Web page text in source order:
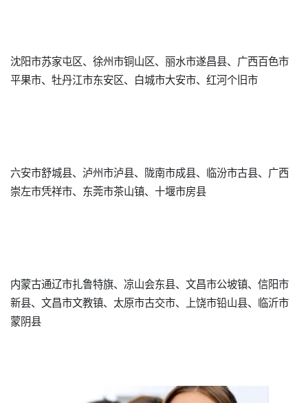
沈阳市苏家屯区、徐州市铜山区、丽水市遂昌县、广西百色市
平果市、牡丹江市东安区、白城市大安市、红河个旧市
六安市舒城县、泸州市泸县、陇南市成县、临汾市古县、广西
崇左市凭祥市、东莞市茶山镇、十堰市房县
内蒙古通辽市扎鲁特旗、凉山会东县、文昌市公坡镇、信阳市
新县、文昌市文教镇、太原市古交市、上饶市铅山县、临沂市
蒙阴县